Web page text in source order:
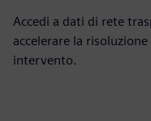
Accedi a dati di rete
accelerare la
intervento.